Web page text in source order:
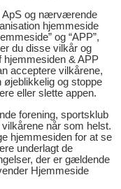
ApS og nærværende
hjemmeside
og “APP”,
du disse vilkår og
hjemmesiden & APP
acceptere vilkårene,
øjeblikkelig og stoppe
eller slette appen.
forening, sportsklub
når som helst.
hjemmesiden for at se
underlagt de
der er gældende
Hjemmeside